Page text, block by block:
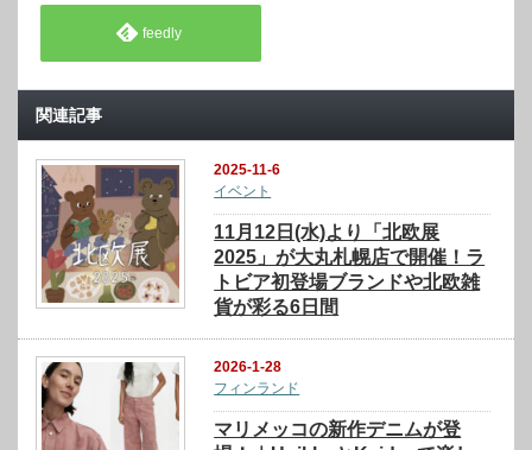
feedly
関連記事
2025-11-6
イベント
11月12日(水)より「北欧展
2025」が大丸札幌店で開催！ラ
トビア初登場ブランドや北欧雑
貨が彩る6日間
2026-1-28
フィンランド
マリメッコの新作デニムが登